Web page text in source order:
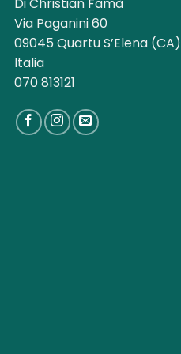
Via Paganini 60
09045 Quartu S’Elena (CA)
Italia
070 813121